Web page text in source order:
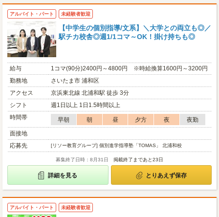
アルバイト・パート 未経験者歓迎
【中学生の個別指導/文系】＼大学との両立も◎／
駅チカ校舎◎週1/1コマ～OK！掛け持ちも◎
給与
1コマ(90分)2400円～4800円 ※時給換算1600円～3200円
勤務地
さいたま市 浦和区
アクセス
京浜東北線 北浦和駅 徒歩 3分
シフト
週1日以上 1日1.5時間以上
時間帯
早朝 朝 昼 夕方 夜
夜勤
面接地
応募先
[リソー教育グループ] 個別進学指導塾「TOMAS」 北浦和校
募集終了日時：8月31日 掲載終了まであと23日
詳細を見る とりあえず保存
アルバイト・パート 未経験者歓迎